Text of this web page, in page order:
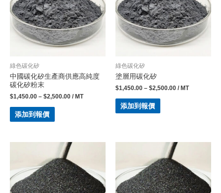
綠色碳化矽
中國碳化矽生產商供應高純度
碳化矽粉末
$1,450.00 – $2,500.00 / MT
添加到報價
綠色碳化矽
塗層用碳化矽
$1,450.00 – $2,500.00 / MT
添加到報價